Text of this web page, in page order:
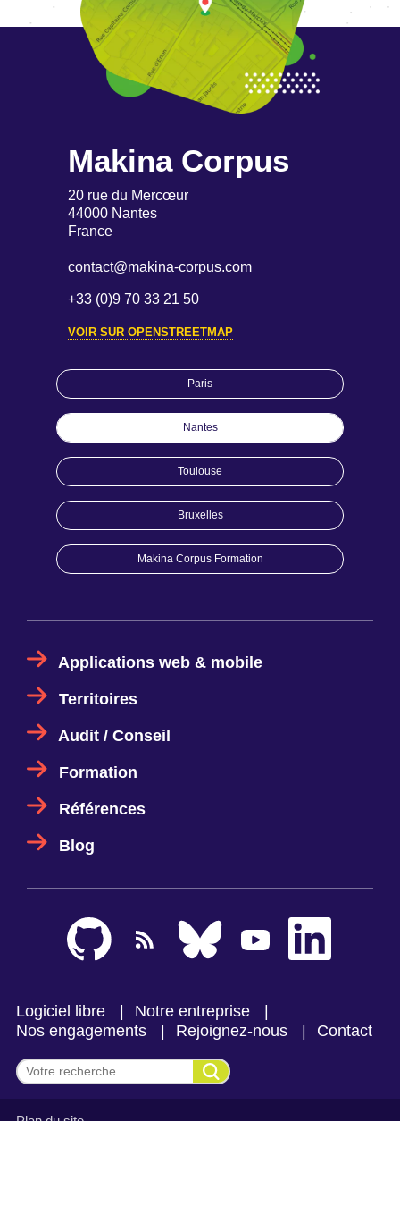
Applications web & mobile
Territoires
Audit / Conseil
Formation
Références
Blog
Paris
Nantes
Toulouse
Bruxelles
Makina Corpus Formation
Makina Corpus
20 rue du Mercœur
44000 Nantes
France
contact@makina-corpus.com
+33 (0)9 70 33 21 50
VOIR SUR OPENSTREETMAP
Logiciel libre
Notre entreprise
Nos engagements
Rejoignez-nous Contact
Effectuer une recherche
Plan du site